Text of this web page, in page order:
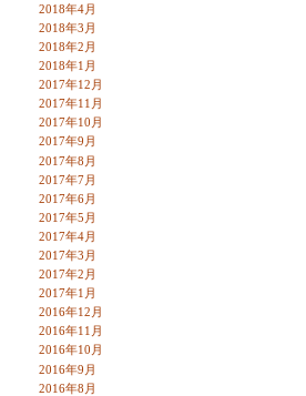
2018年4月
2018年3月
2018年2月
2018年1月
2017年12月
2017年11月
2017年10月
2017年9月
2017年8月
2017年7月
2017年6月
2017年5月
2017年4月
2017年3月
2017年2月
2017年1月
2016年12月
2016年11月
2016年10月
2016年9月
2016年8月